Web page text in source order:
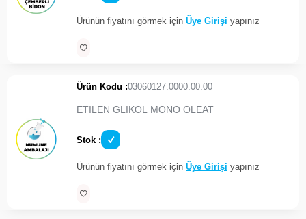
Ürünün fiyatını görmek için Üye Girişi yapınız
Ürün Kodu :03060127.0000.00.00
ETILEN GLIKOL MONO OLEAT
Stok :
Ürünün fiyatını görmek için Üye Girişi yapınız